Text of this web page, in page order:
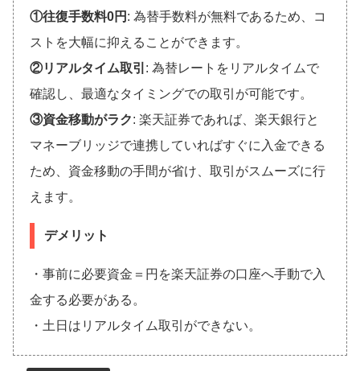
①往復手数料0円 : 為替手数料が無料であるため、コ
ストを大幅に抑えることができます。
②リアルタイム取引 : 為替レートをリアルタイムで
確認し、最適なタイミングでの取引が可能です。
③資金移動がラク: 楽天証券であれば、楽天銀行と
マネーブリッジで連携していればすぐに入金できる
ため、資金移動の手間が省け、取引がスムーズに行
えます。
デメリット
・事前に必要資金＝円を楽天証券の口座へ手動で入
金する必要がある。
・土日はリアルタイム取引ができない。